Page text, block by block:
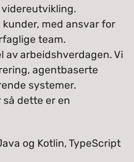
med ansvar for
team.
av arbeidshverdagen. Vi
agentbaserte
systemer.
dette er en
og Kotlin, TypeScript